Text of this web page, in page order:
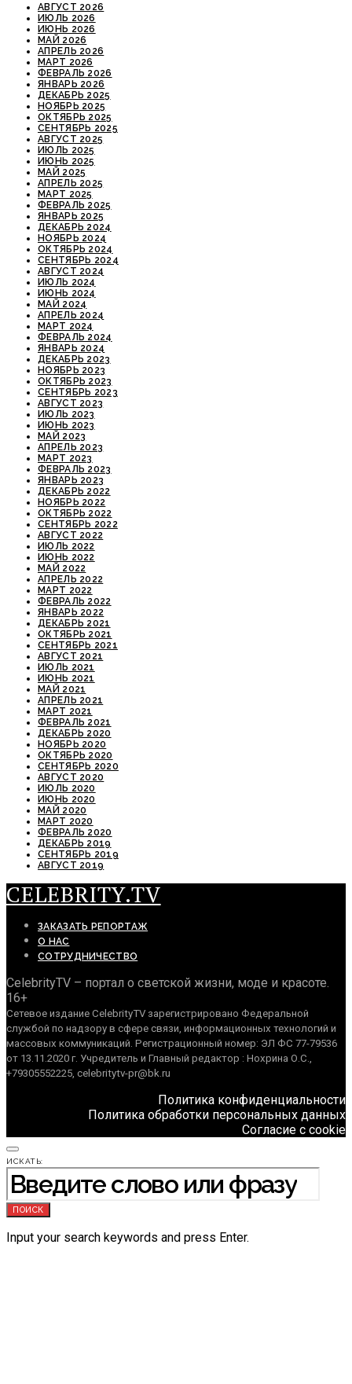
АВГУСТ 2026
ИЮЛЬ 2026
ИЮНЬ 2026
МАЙ 2026
АПРЕЛЬ 2026
МАРТ 2026
ФЕВРАЛЬ 2026
ЯНВАРЬ 2026
ДЕКАБРЬ 2025
НОЯБРЬ 2025
ОКТЯБРЬ 2025
СЕНТЯБРЬ 2025
АВГУСТ 2025
ИЮЛЬ 2025
ИЮНЬ 2025
МАЙ 2025
АПРЕЛЬ 2025
МАРТ 2025
ФЕВРАЛЬ 2025
ЯНВАРЬ 2025
ДЕКАБРЬ 2024
НОЯБРЬ 2024
ОКТЯБРЬ 2024
СЕНТЯБРЬ 2024
АВГУСТ 2024
ИЮЛЬ 2024
ИЮНЬ 2024
МАЙ 2024
АПРЕЛЬ 2024
МАРТ 2024
ФЕВРАЛЬ 2024
ЯНВАРЬ 2024
ДЕКАБРЬ 2023
НОЯБРЬ 2023
ОКТЯБРЬ 2023
СЕНТЯБРЬ 2023
АВГУСТ 2023
ИЮЛЬ 2023
ИЮНЬ 2023
МАЙ 2023
АПРЕЛЬ 2023
МАРТ 2023
ФЕВРАЛЬ 2023
ЯНВАРЬ 2023
ДЕКАБРЬ 2022
НОЯБРЬ 2022
ОКТЯБРЬ 2022
СЕНТЯБРЬ 2022
АВГУСТ 2022
ИЮЛЬ 2022
ИЮНЬ 2022
МАЙ 2022
АПРЕЛЬ 2022
МАРТ 2022
ФЕВРАЛЬ 2022
ЯНВАРЬ 2022
ДЕКАБРЬ 2021
ОКТЯБРЬ 2021
СЕНТЯБРЬ 2021
АВГУСТ 2021
ИЮЛЬ 2021
ИЮНЬ 2021
МАЙ 2021
АПРЕЛЬ 2021
МАРТ 2021
ФЕВРАЛЬ 2021
ДЕКАБРЬ 2020
НОЯБРЬ 2020
ОКТЯБРЬ 2020
СЕНТЯБРЬ 2020
АВГУСТ 2020
ИЮЛЬ 2020
ИЮНЬ 2020
МАЙ 2020
МАРТ 2020
ФЕВРАЛЬ 2020
ДЕКАБРЬ 2019
СЕНТЯБРЬ 2019
АВГУСТ 2019
CELEBRITY.TV
ЗАКАЗАТЬ РЕПОРТАЖ
О НАС
СОТРУДНИЧЕСТВО
CelebrityTV – портал о светской жизни, моде и красоте.
16+
Сетевое издание CelebrityTV зарегистрировано Федеральной
службой по надзору в сфере связи, информационных технологий и
массовых коммуникаций. Регистрационный номер: ЭЛ ФС 77-79536
от 13.11.2020 г. Учредитель и Главный редактор : Нохрина О.С.,
+79305552225, celebritytv-pr@bk.ru
Политика конфиденциальности
Политика обработки персональных данных
Согласие с cookie
ИСКАТЬ:
ПОИСК
Input your search keywords and press Enter.